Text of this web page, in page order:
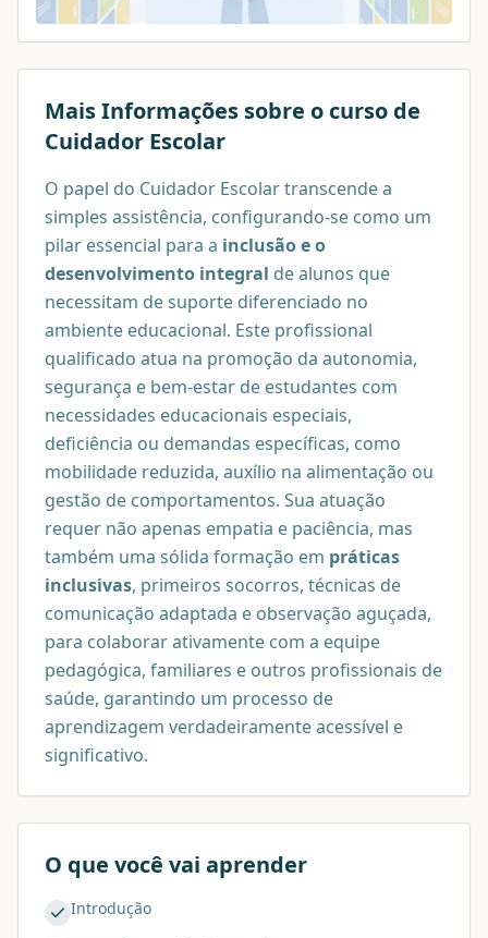
Mais Informações sobre o curso de
Cuidador Escolar
O papel do Cuidador Escolar transcende a
simples assistência, configurando-se como um
pilar essencial para a inclusão e o
desenvolvimento integral de alunos que
necessitam de suporte diferenciado no
ambiente educacional. Este profissional
qualificado atua na promoção da autonomia,
segurança e bem-estar de estudantes com
necessidades educacionais especiais,
deficiência ou demandas específicas, como
mobilidade reduzida, auxílio na alimentação ou
gestão de comportamentos. Sua atuação
requer não apenas empatia e paciência, mas
também uma sólida formação em práticas
inclusivas, primeiros socorros, técnicas de
comunicação adaptada e observação aguçada,
para colaborar ativamente com a equipe
pedagógica, familiares e outros profissionais de
saúde, garantindo um processo de
aprendizagem verdadeiramente acessível e
significativo.
O que você vai aprender
Introdução